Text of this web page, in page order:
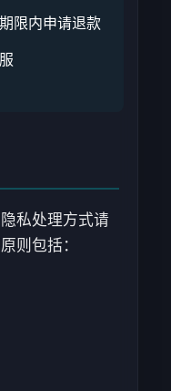
限内申请退款
私处理方式请
则包括：